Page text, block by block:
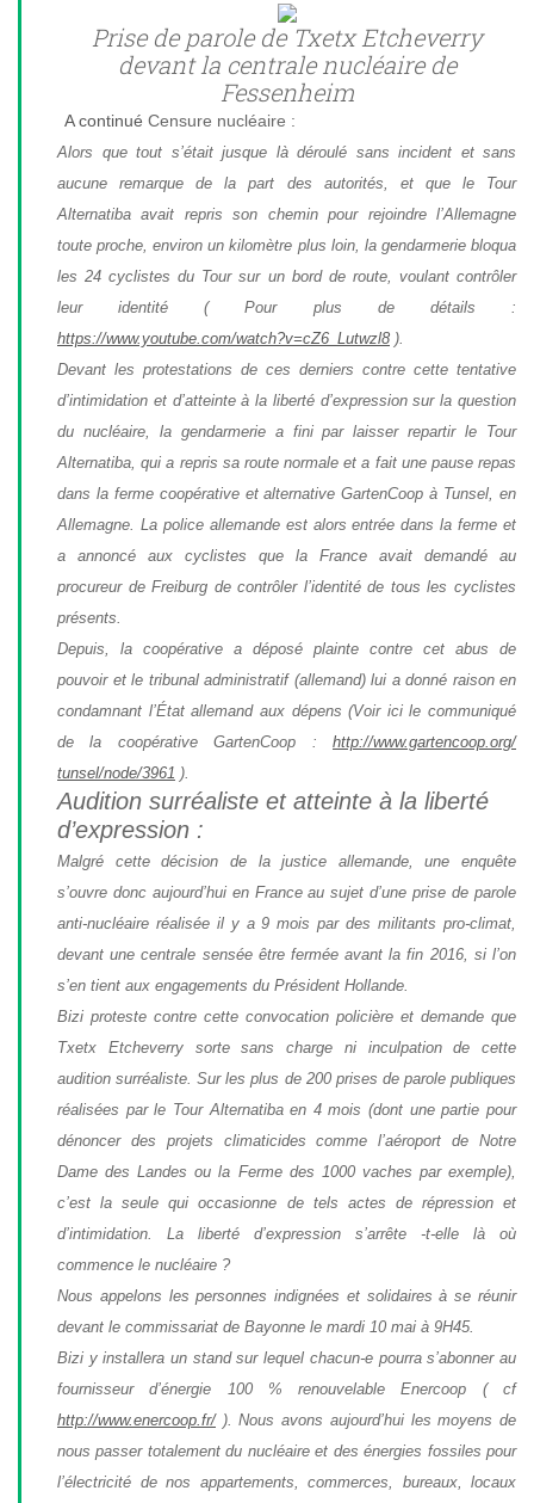
Prise de parole de Txetx Etcheverry
devant la centrale nucléaire de
Fessenheim
A continué Censure nucléaire :
Alors que tout s’était jusque là déroulé sans incident et sans
aucune remarque de la part des autorités, et que le Tour
Alternatiba avait repris son chemin pour rejoindre l’Allemagne
toute proche, environ un kilomètre plus loin, la gendarmerie bloqua
les 24 cyclistes du Tour sur un bord de route, voulant contrôler
leur identité ( Pour plus de détails :
https://www.youtube.com/watch?v=cZ6_Lutwzl8 ).
Devant les protestations de ces derniers contre cette tentative
d’intimidation et d’atteinte à la liberté d’expression sur la question
du nucléaire, la gendarmerie a fini par laisser repartir le Tour
Alternatiba, qui a repris sa route normale et a fait une pause repas
dans la ferme coopérative et alternative GartenCoop à Tunsel, en
Allemagne. La police allemande est alors entrée dans la ferme et
a annoncé aux cyclistes que la France avait demandé au
procureur de Freiburg de contrôler l’identité de tous les cyclistes
présents.
Depuis, la coopérative a déposé plainte contre cet abus de
pouvoir et le tribunal administratif (allemand) lui a donné raison en
condamnant l’État allemand aux dépens (Voir ici le communiqué
de la coopérative GartenCoop : http://www.gartencoop.org/
tunsel/node/3961 ).
Audition surréaliste et atteinte à la liberté
d’expression :
Malgré cette décision de la justice allemande, une enquête
s’ouvre donc aujourd’hui en France au sujet d’une prise de parole
anti-nucléaire réalisée il y a 9 mois par des militants pro-climat,
devant une centrale sensée être fermée avant la fin 2016, si l’on
s’en tient aux engagements du Président Hollande.
Bizi proteste contre cette convocation policière et demande que
Txetx Etcheverry sorte sans charge ni inculpation de cette
audition surréaliste. Sur les plus de 200 prises de parole publiques
réalisées par le Tour Alternatiba en 4 mois (dont une partie pour
dénoncer des projets climaticides comme l’aéroport de Notre
Dame des Landes ou la Ferme des 1000 vaches par exemple),
c’est la seule qui occasionne de tels actes de répression et
d’intimidation. La liberté d’expression s’arrête -t-elle là où
commence le nucléaire ?
Nous appelons les personnes indignées et solidaires à se réunir
devant le commissariat de Bayonne le mardi 10 mai à 9H45.
Bizi y installera un stand sur lequel chacun-e pourra s’abonner au
fournisseur d’énergie 100 % renouvelable Enercoop ( cf
http://www.enercoop.fr/). Nous avons aujourd’hui les moyens de
nous passer totalement du nucléaire et des énergies fossiles pour
l’électricité de nos appartements, commerces, bureaux, locaux